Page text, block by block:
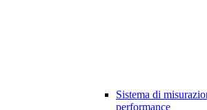
Sistema di
performance